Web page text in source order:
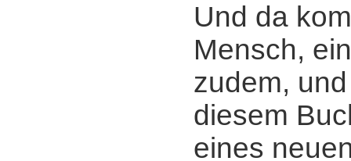
Und da
Mensch,
zudem,
diesem
eines